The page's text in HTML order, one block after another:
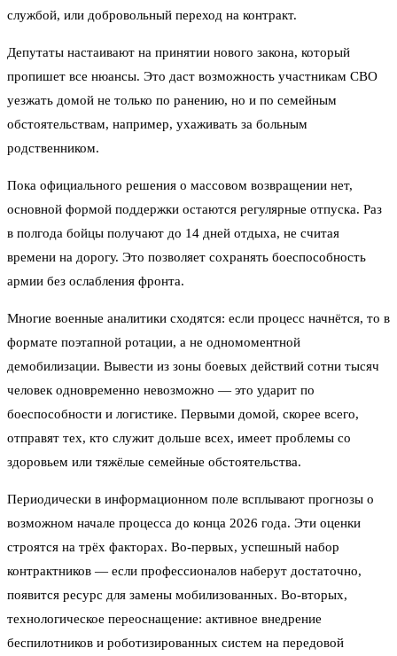
службой, или добровольный переход на контракт.
Депутаты настаивают на принятии нового закона, который
пропишет все нюансы. Это даст возможность участникам СВО
уезжать домой не только по ранению, но и по семейным
обстоятельствам, например, ухаживать за больным
родственником.
Пока официального решения о массовом возвращении нет,
основной формой поддержки остаются регулярные отпуска. Раз
в полгода бойцы получают до 14 дней отдыха, не считая
времени на дорогу. Это позволяет сохранять боеспособность
армии без ослабления фронта.
Многие военные аналитики сходятся: если процесс начнётся, то в
формате поэтапной ротации, а не одномоментной
демобилизации. Вывести из зоны боевых действий сотни тысяч
человек одновременно невозможно — это ударит по
боеспособности и логистике. Первыми домой, скорее всего,
отправят тех, кто служит дольше всех, имеет проблемы со
здоровьем или тяжёлые семейные обстоятельства.
Периодически в информационном поле всплывают прогнозы о
возможном начале процесса до конца 2026 года. Эти оценки
строятся на трёх факторах. Во-первых, успешный набор
контрактников — если профессионалов наберут достаточно,
появится ресурс для замены мобилизованных. Во-вторых,
технологическое переоснащение: активное внедрение
беспилотников и роботизированных систем на передовой